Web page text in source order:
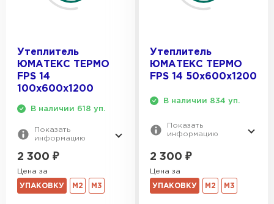
Утеплитель
ЮМАТЕКС ТЕРМО
FPS 14
100х600х1200
В наличии 618 уп.
Показать
информацию
2 300 ₽
Цена за
УПАКОВКУ М2 М3
Утеплитель
ЮМАТЕКС ТЕРМО
FPS 14 50х600х1200
В наличии 834 уп.
Показать
информацию
2 300 ₽
Цена за
УПАКОВКУ М2 М3